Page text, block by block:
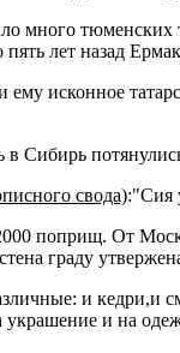
много тюменских
пять лет назад
исконное
Сибирь
свода):"Сия
поприщ. От
граду
и
и на